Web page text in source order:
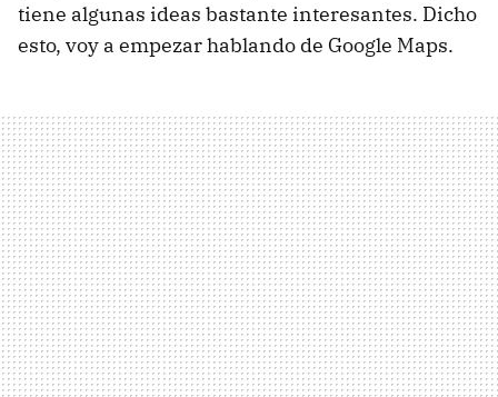
tiene algunas ideas bastante interesantes. Dicho
esto, voy a empezar hablando de Google Maps.